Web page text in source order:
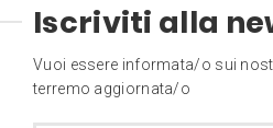
Iscriviti alla
Vuoi essere informata/o sui
terremo aggiornata/o